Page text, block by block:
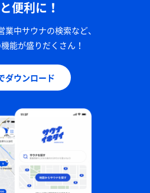
便利に！
中サウナの検索など、
能が盛りだくさん！
ダウンロード